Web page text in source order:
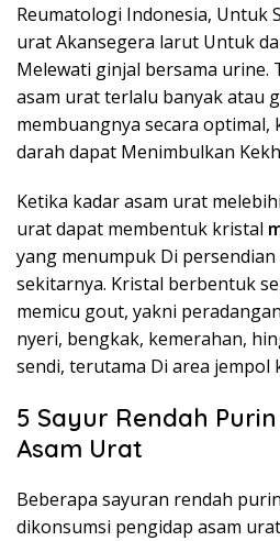
Reumatologi Indonesia, Untuk
urat Akansegera larut Untuk
Melewati ginjal bersama urine.
asam urat terlalu banyak atau
membuangnya secara
darah dapat Menimbulkan
Ketika kadar asam urat
urat dapat membentuk kristal
yang menumpuk Di
sekitarnya. Kristal berbentuk
memicu gout, yakni
nyeri, bengkak, kemerahan,
sendi, terutama Di area jempol
5 Sayur Rendah
Asam Urat
Beberapa sayuran rendah
dikonsumsi pengidap asam